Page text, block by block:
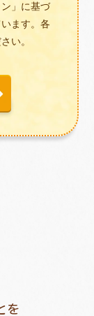
」に基づ
ます。各
い。
を